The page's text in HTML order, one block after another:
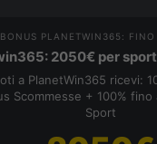
BONUS PLANETWIN365:
2050€ per
a PlanetWin365 ricevi:
Scommesse + 100%
Sport